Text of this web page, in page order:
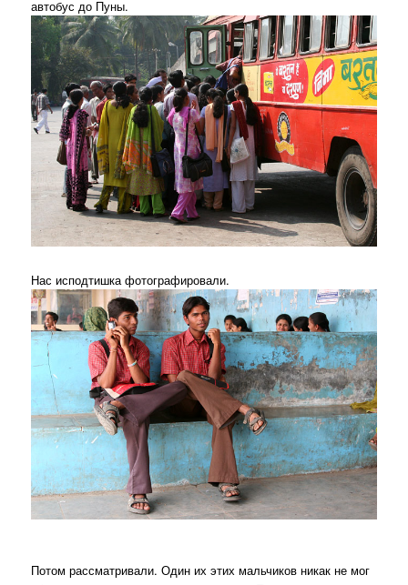
автобус до Пуны.
Нас исподтишка фотографировали.
Потом рассматривали. Один их этих мальчиков никак не мог